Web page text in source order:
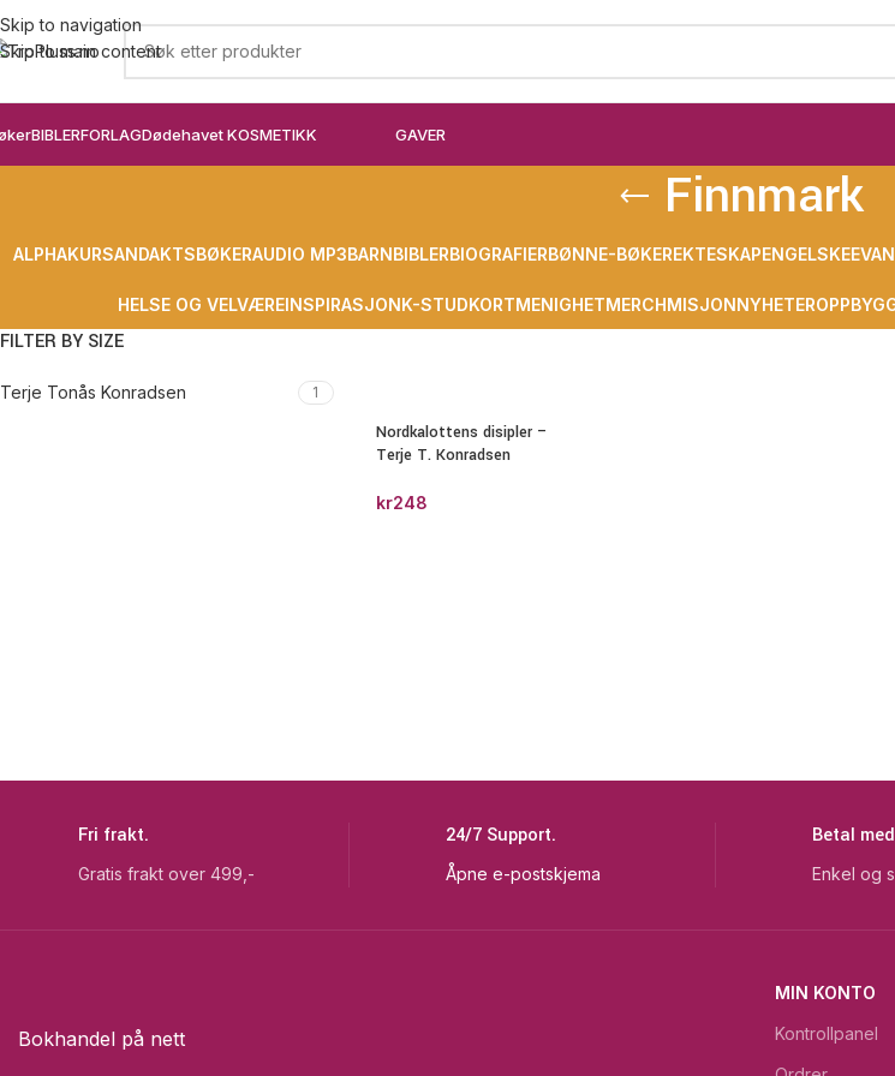
Skip to navigation
Skip to main content
BIBLERFORLAGDødehavet KOSMETIKK GAVER
Finnmark
ALPHAKURSANDAKTSBØKERAUDIO MP3BARNBIBLERBIOGRAFIERBØNNE-BØKEREKTESKAPENGELSKE
HELSE OG VELVÆREINSPIRASJONK-STUDKORTMENIGHETMERCHMISJONNYHETER
FILTER BY SIZE
Terje Tonås Konradsen 1
Nordkalottens disipler –
Terje T. Konradsen
kr248
Fri frakt.
Gratis frakt over 499,-
24/7 Support.
Åpne e-postskjema
Betal
Enkel og
Bokhandel på nett
MIN KONTO
Kontrollpanel